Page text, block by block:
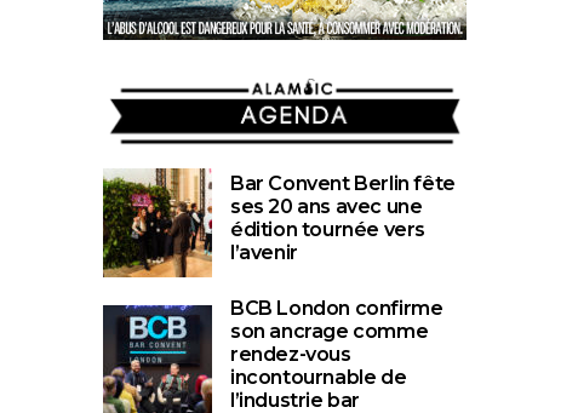
AGENDA
Bar Convent Berlin fête
ses 20 ans avec une
édition tournée vers
l’avenir
BCB London confirme
son ancrage comme
rendez-vous
incontournable de
l’industrie bar